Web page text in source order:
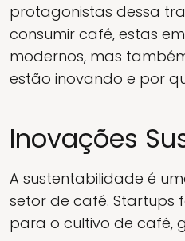
protagonistas dessa
consumir café, estas
modernos, mas
estão inovando e por
Inovações
A sustentabilidade é
setor de café. Startups
para o cultivo de café,